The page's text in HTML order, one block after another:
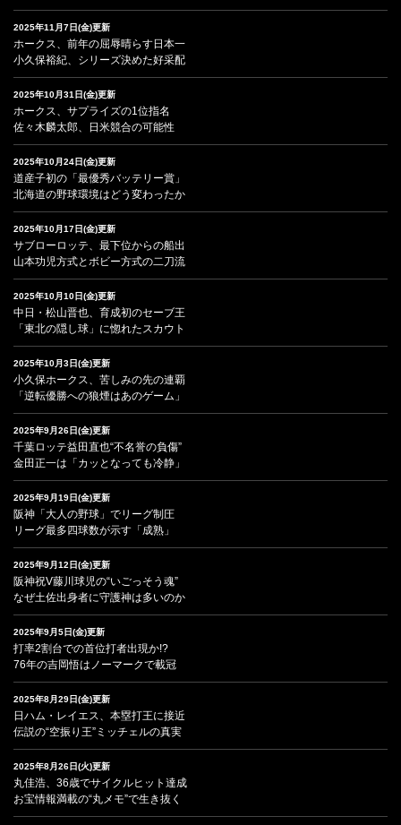
2025年11月7日(金)更新
ホークス、前年の屈辱晴らす日本一
小久保裕紀、シリーズ決めた好采配
2025年10月31日(金)更新
ホークス、サプライズの1位指名
佐々木麟太郎、日米競合の可能性
2025年10月24日(金)更新
道産子初の「最優秀バッテリー賞」
北海道の野球環境はどう変わったか
2025年10月17日(金)更新
サブローロッテ、最下位からの船出
山本功児方式とボビー方式の二刀流
2025年10月10日(金)更新
中日・松山晋也、育成初のセーブ王
「東北の隠し球」に惚れたスカウト
2025年10月3日(金)更新
小久保ホークス、苦しみの先の連覇
「逆転優勝への狼煙はあのゲーム」
2025年9月26日(金)更新
千葉ロッテ益田直也“不名誉の負傷”
金田正一は「カッとなっても冷静」
2025年9月19日(金)更新
阪神「大人の野球」でリーグ制圧
リーグ最多四球数が示す「成熟」
2025年9月12日(金)更新
阪神祝V藤川球児の“いごっそう魂”
なぜ土佐出身者に守護神は多いのか
2025年9月5日(金)更新
打率2割台での首位打者出現か!?
76年の吉岡悟はノーマークで載冠
2025年8月29日(金)更新
日ハム・レイエス、本塁打王に接近
伝説の“空振り王”ミッチェルの真実
2025年8月26日(火)更新
丸佳浩、36歳でサイクルヒット達成
お宝情報満載の“丸メモ”で生き抜く